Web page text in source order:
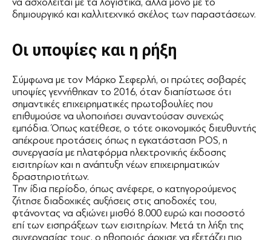
δημιουργικό και καλλιτεχνικό σκέλος των παραστάσεων.
Οι υποψίες και η ρήξη
Σύμφωνα με τον Μάρκο Σεφερλή, οι πρώτες σοβαρές
υποψίες γεννήθηκαν το 2016, όταν διαπίστωσε ότι
σημαντικές επιχειρηματικές πρωτοβουλίες που
επιθυμούσε να υλοποιήσει συναντούσαν συνεχώς
εμπόδια. Όπως κατέθεσε, ο τότε οικονομικός διευθυντής
απέκρουε προτάσεις όπως η εγκατάσταση POS, η
συνεργασία με πλατφόρμα ηλεκτρονικής έκδοσης
εισιτηρίων και η ανάπτυξη νέων επιχειρηματικών
δραστηριοτήτων.
Την ίδια περίοδο, όπως ανέφερε, ο κατηγορούμενος
ζήτησε διαδοχικές αυξήσεις στις αποδοχές του,
φτάνοντας να αξιώνει μισθό 8.000 ευρώ και ποσοστό
επί των εισπράξεων των εισιτηρίων. Μετά τη λήξη της
συνεργασίας τους, ο ηθοποιός άρχισε να εξετάζει πιο